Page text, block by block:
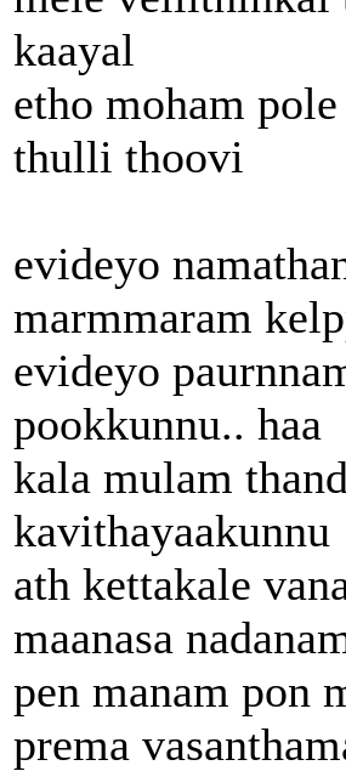
kaayal
etho moham pole
thulli thoovi
evideyo
marmmaram
evideyo
pookkunnu.. haa
kala mulam
kavithayaakunnu
ath kettakale
maanasa
pen manam pon
prema